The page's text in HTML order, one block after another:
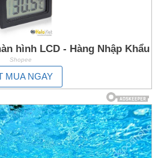
hình LCD - Hàng Nhập Khẩu
Shopee
MUA NGAY